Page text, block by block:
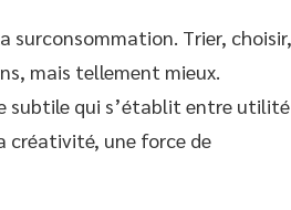
surconsommation. Trier, choisir,
mais tellement mieux.
subtile qui s’établit entre utilité
créativité, une force de